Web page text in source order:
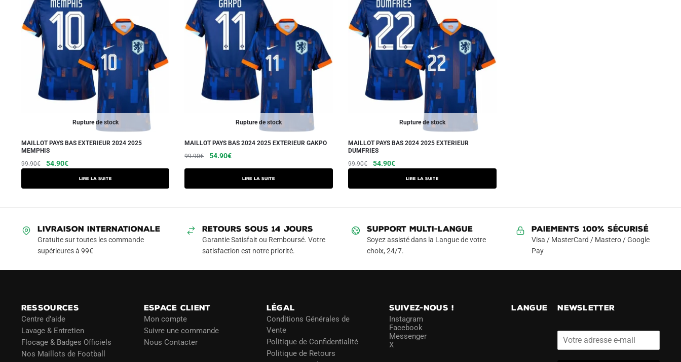
Rupture de stock
MAILLOT PAYS BAS EXTERIEUR 2024 2025
MEMPHIS
99.90€
Le
54.90€Le
Lire la suite
Rupture de stock
MAILLOT PAYS BAS 2024 2025 EXTERIEUR GAKPO
99.90€
Le
était :
54.90€Le
actuel
est :
Lire la suite
Rupture de stock
MAILLOT PAYS BAS 2024 2025 EXTERIEUR
DUMFRIES
99.90€
Le
54.90€Le
Lire la suite
LIVRAISON INTERNATIONALE
Gratuite sur toutes les commande
supérieures à 99€
RETOURS SOUS 14 JOURS
Garantie Satisfait ou Remboursé. Votre
satisfaction est notre priorité.
SUPPORT MULTI-LANGUE
Soyez assisté dans la Langue de votre
choix, 24/7.
Paiements 100% Sécurisé
Visa / MasterCard / Mastero / Google
Pay
RESSOURCES
Centre d’aide
Lavage & Entretien
Flocage & Badges Officiels
Nos Maillots de Football
ESPACE CLIENT
Mon compte
Suivre une commande
Nous Contacter
LÉGAL
Conditions Générales de
Vente
Politique de Confidentialité
Politique de Retours
SUIVEZ-NOUS !
Instagram
Facebook
Messenger
X
LANGUE NEWSLETTER